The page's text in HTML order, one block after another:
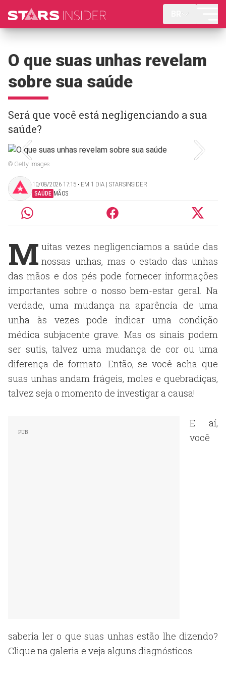
O que suas unhas revelam
sobre sua saúde
Será que você está negligenciando a sua
saúde?
© Getty Images
10/08/2026 17:15 ‧ EM 1 DIA | STARSINSIDER
SAÚDE MÃOS
M uitas vezes negligenciamos a saúde das
nossas unhas, mas o estado das unhas
das mãos e dos pés pode fornecer informações
importantes sobre o nosso bem-estar geral. Na
verdade, uma mudança na aparência de uma
unha às vezes pode indicar uma condição
médica subjacente grave. Mas os sinais podem
ser sutis, talvez uma mudança de cor ou uma
diferença de formato. Então, se você acha que
suas unhas andam frágeis, moles e quebradiças,
talvez seja o momento de investigar a causa!
E aí,
você
saberia ler o que suas unhas estão lhe dizendo?
Clique na galeria e veja alguns diagnósticos.